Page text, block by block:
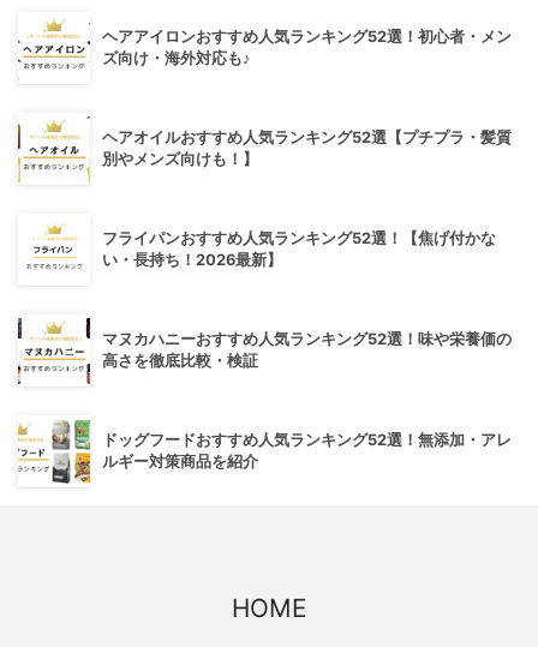
ヘアアイロンおすすめ人気ランキング52選！初心者・メン
ズ向け・海外対応も♪
ヘアオイルおすすめ人気ランキング52選【プチプラ・髪質
別やメンズ向けも！】
フライパンおすすめ人気ランキング52選！【焦げ付かな
い・長持ち！2026最新】
マヌカハニーおすすめ人気ランキング52選！味や栄養価の
高さを徹底比較・検証
ドッグフードおすすめ人気ランキング52選！無添加・アレ
ルギー対策商品を紹介
HOME